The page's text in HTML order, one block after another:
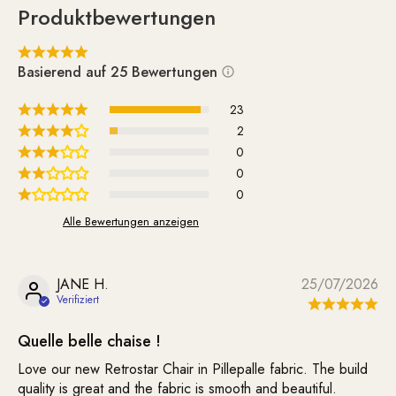
Produktbewertungen
Basierend auf 25 Bewertungen
23
2
0
0
0
Alle Bewertungen anzeigen
25/07/2026
JANE H.
Quelle belle chaise !
Love our new Retrostar Chair in Pillepalle fabric. The build
quality is great and the fabric is smooth and beautiful.